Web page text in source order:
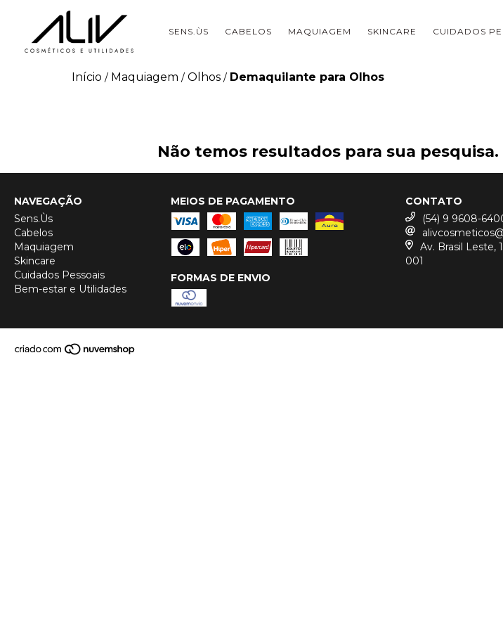
SENS.ÙS CABELOS MAQUIAGEM SKINCARE CUIDADOS
Início / Maquiagem / Olhos / Demaquilante para Olhos
Não temos resultados para sua
NAVEGAÇÃO
Sens.Ùs
Cabelos
Maquiagem
Skincare
Cuidados Pessoais
Bem-estar e Utilidades
MEIOS DE PAGAMENTO
FORMAS DE ENVIO
CONTATO
(54) 9 9608-
Av. Brasil Leste,
001